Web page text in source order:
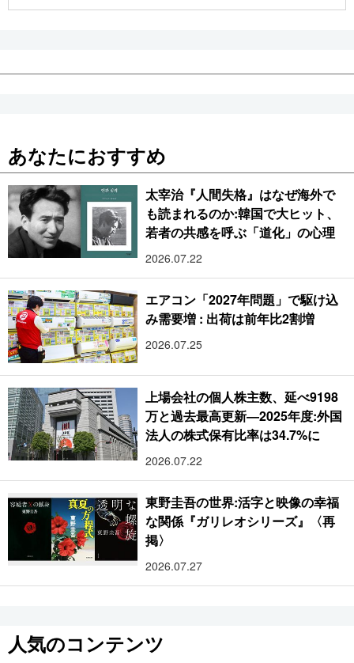
あなたにおすすめ
太宰治『人間失格』はなぜ海外で
も読まれるのか:韓国で大ヒット、
若者の共感を呼ぶ「道化」の心理
2026.07.22
エアコン「2027年問題」で駆け込
み需要増 : 出荷は前年比2割増
2026.07.25
上場会社の個人株主数、延べ9198
万と過去最高更新―2025年度:外国
法人の株式保有比率は34.7%に
2026.07.22
東野圭吾の世界:活字と映像の幸福
な関係『ガリレオシリーズ』〈再
掲〉
2026.07.27
人気のコンテンツ